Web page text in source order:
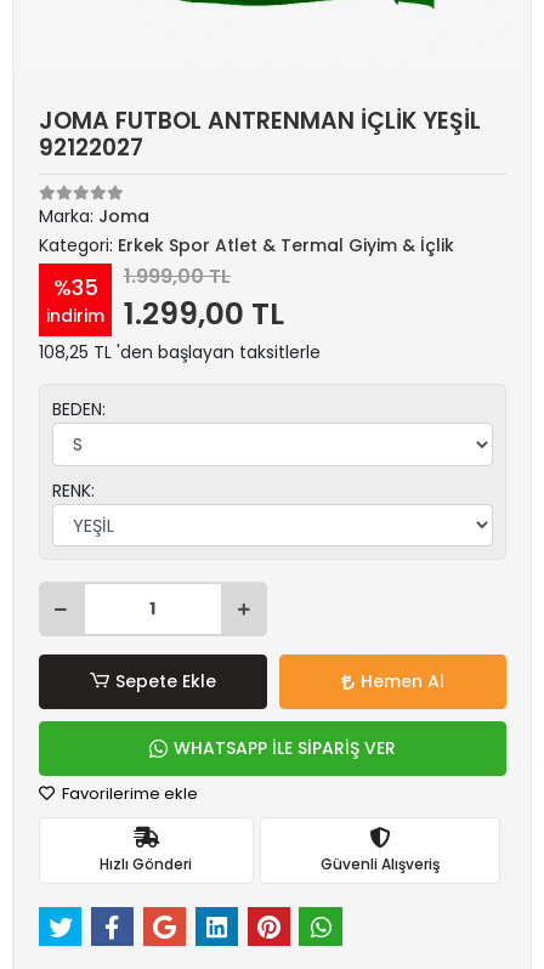
JOMA FUTBOL ANTRENMAN İÇLİK YEŞİL
92122027
Marka: Joma
Kategori: Erkek Spor Atlet & Termal Giyim & İçlik
%35
indirim
1.999,00 TL
1.299,00 TL
108,25 TL 'den başlayan taksitlerle
BEDEN:
RENK:
Sepete Ekle Hemen Al
WHATSAPP İLE SİPARİŞ VER
Favorilerime ekle
Hızlı Gönderi Güvenli Alışveriş